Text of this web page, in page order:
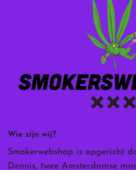
Wie zijn wij?
Smokerwebshop is opgericht
Dennis, twee Amsterdamse